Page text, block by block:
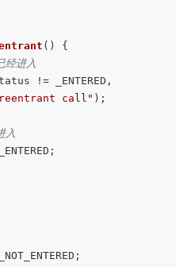
( ) {
进入
reentrant call" );
入